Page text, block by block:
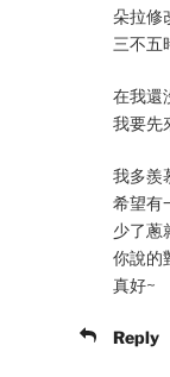
朵拉修
三不五
在我還
我要先
我多羨
希望有
少了蔥
你說的
真好~
Reply